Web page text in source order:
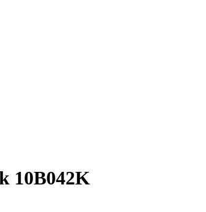
10B042K